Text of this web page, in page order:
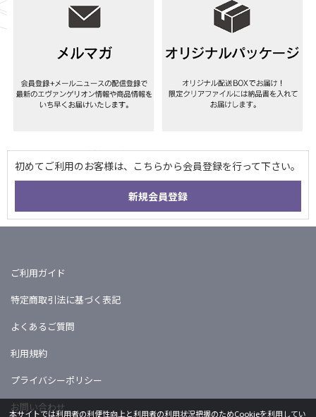
ご利用ガイド
特定商取引法に基づく表記
よくあるご質問
利用規約
プライバシーポリシー
お問い合わせ
本サイトでは利用者の利便性向上と利用者の利用状況把握のためCookieを利用してい